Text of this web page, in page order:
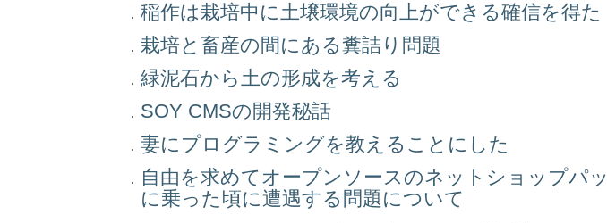
稲作は栽培中に土壌環境の向上ができる確信を得た
栽培と畜産の間にある糞詰り問題
緑泥石から土の形成を考える
SOY CMSの開発秘話
妻にプログラミングを教えることにした
自由を求めてオープンソースのネットショップパ
に乗った頃に遭遇する問題について